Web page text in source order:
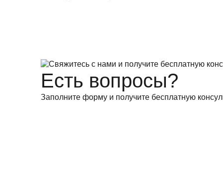
Есть вопросы?
Заполните форму и получите бесплатную